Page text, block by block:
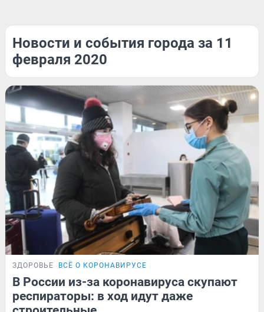
Новости и события города за 11
февраля 2020
ЗДОРОВЬЕ ВСЁ О КОРОНАВИРУСЕ
В России из-за коронавируса скупают
респираторы: в ход идут даже